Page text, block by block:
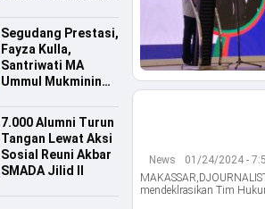
Segudang Prestasi,
Fayza Kulla,
Santriwati MA
Ummul Mukminin
Indonesia
7.000 Alumni Turun
Tangan Lewat Aksi
Sosial Reuni Akbar
SMADA Jilid II
News
01/24/2024 -
mendeklrasikan Tim